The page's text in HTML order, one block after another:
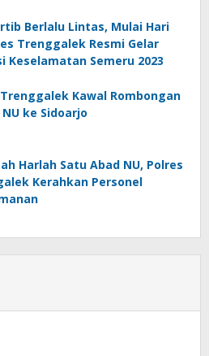
Berlalu Lintas, Mulai Hari
Trenggalek Resmi Gelar
Keselamatan Semeru 2023
Kawal Rombongan
ke Sidoarjo
Harlah Satu Abad NU, Polres
Kerahkan Personel